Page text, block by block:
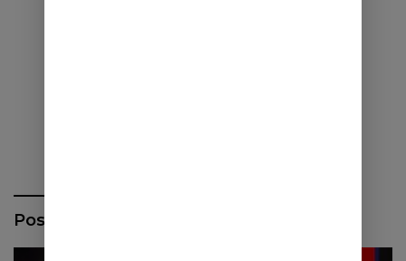
Pos Terbaru